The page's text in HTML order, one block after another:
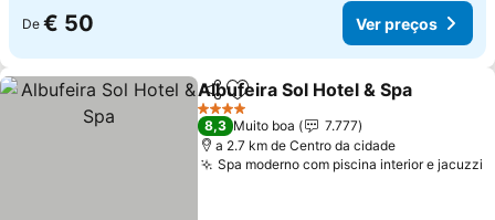
De € 50 Ver preços
PartilharAdicionar aos favoritos
Albufeira Sol Hotel & Spa
4 Estrelas
8,3 Muito boa
7.777
a 2.7 km de Centro da cidade
Spa moderno com piscina interior e jacuzzi